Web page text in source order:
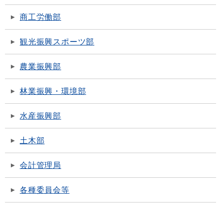
商工労働部
観光振興スポーツ部
農業振興部
林業振興・環境部
水産振興部
土木部
会計管理局
各種委員会等